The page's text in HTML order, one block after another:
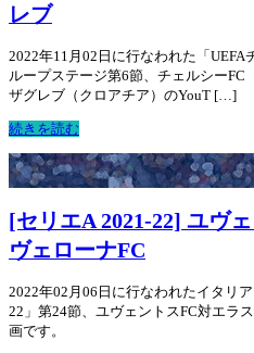
レブ
2022年11月02日に行なわれた「
ループステージ第6節、チェルシーFC
ザグレブ（クロアチア）のYouT […]
続きを読む
[セリエA 2021-22] ユヴ
ヴェローナFC
2022年02月06日に行なわれたイタリ
22」第24節、ユヴェントスFC対エラ
画です。